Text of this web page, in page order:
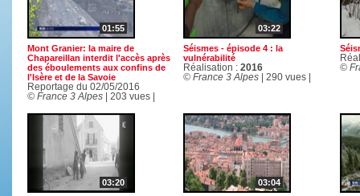
01:55
Mont Granier: la maire de
Chapareillan interdit l'accès après
des éboulements aux confins de
l'Isère et de la Savoie
Reportage du 02/05/2016
© France 3 Alpes| 203 vues |
03:22
Séismes - épisode 4 : la
vulnérabilité
Réalisation : 2016
© France 3 Alpes| 290 vues |
©
03:20 03:04